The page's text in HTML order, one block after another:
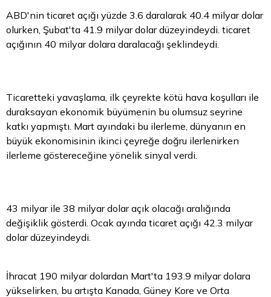
ABD'nin ticaret açığı yüzde 3.6 daralarak 40.4 milyardolar
olurken, Şubat'ta 41.9 milyar dolar düzeyindeydi. ticaret
açığının 40 milyar dolara daralacağı şeklindeydi.
Ticaretteki yavaşlama, ilk çeyrekte kötü hava koşulları ile
duraksayan ekonomik büyümenin bu olumsuz seyrine
katkı yapmıştı. Mart ayındaki bu ilerleme, dünyanın en
büyük ekonomisinin ikinci çeyreğe doğru ilerlenirken
ilerleme göstereceğine yönelik sinyal verdi.
43 milyar ile 38 milyar dolar açık olacağı aralığında
değişiklik gösterdi. Ocak ayında ticaret açığı 42.3 milyar
dolar düzeyindeydi.
İhracat 190 milyar dolardan Mart'ta 193.9 milyar dolara
yükselirken, bu artışta Kanada, Güney Kore ve Orta